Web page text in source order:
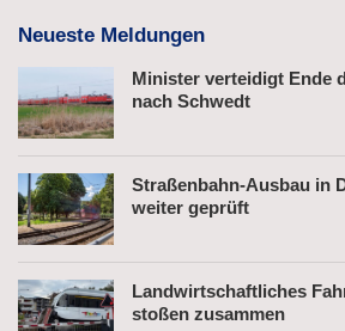
Neueste Meldungen
Minister verteidigt Ende
nach Schwedt
Straßenbahn-Ausbau in
weiter geprüft
Landwirtschaftliches
stoßen zusammen